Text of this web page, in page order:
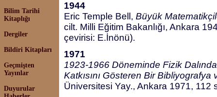
Bilim Tarihi
Kitaplığı
Dergiler
Bildiri Kitapları
Geçmişten
Yayınlar
Duyurular
1944
Eric Temple Bell, Büyük
cilt. Milli Eğitim Bakanlığı, Ankara
çevirisi: E.İnönü).
1971
1923-1966 Döneminde Fizik
Katkısını Gösteren Bir Bibliyografya
Üniversitesi Yay., Ankara 1971, 112